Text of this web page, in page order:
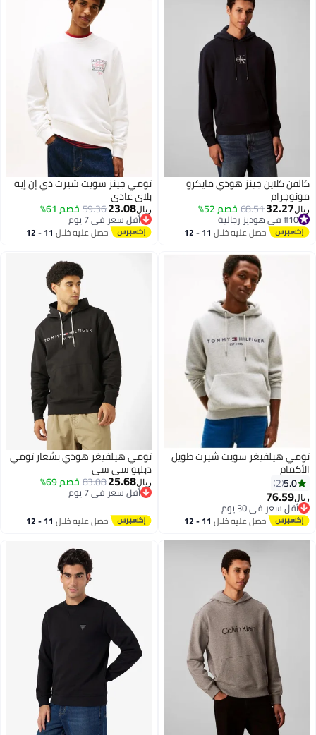
كالفن كلاين جينز هودي مايكرو
مونوجرام
ريال32.27
68.51خصم 52%
#10 في هوديز رجالية
#10 في هوديز رجالية احصل عليه خلال 11 - 12
تومي جينز سويت شيرت دي إن إيه
بلاي عادي
ريال23.08
59.36خصم 61%
أقل سعر في 7 يوم
أقل سعر في 7 يوماحصل عليه خلال 11 - 12
2
تومي هيلفيغر سويت شيرت طويل
الأكمام
5.0
2
ريال76.59
أقل سعر في 30 يوم
أقل سعر في 30 يوماحصل عليه خلال 11 - 12
تومي هيلفيغر هودي بشعار تومي
دبليو سي سي
ريال25.68
83.08خصم 69%
أقل سعر في 7 يوم
أقل سعر في 7 يوم
احصل عليه خلال 11 - 12